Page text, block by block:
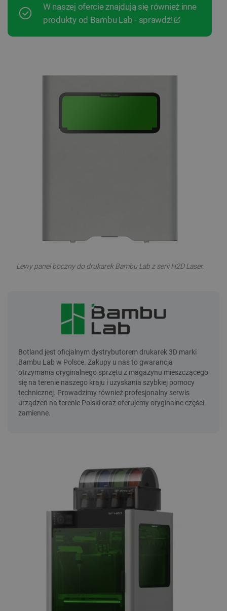
W naszej ofercie znajdują się również inne
produkty od Bambu Lab - sprawdź!
Lewy panel boczny do drukarek Bambu Lab z serii H2D Laser.